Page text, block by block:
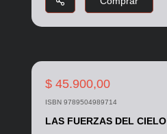
$ 45.900,00
ISBN 9789504989714
LAS FUERZAS DEL CIELO